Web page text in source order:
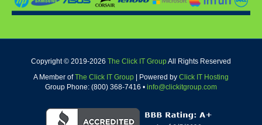
Copyright © 2019-2026 The Click IT GroupAll Rights Reserved
A Member ofThe Click IT Group | Powered by Click IT Hosting
Group Phone: (800) 368-7416 • info@clickitgroup.com